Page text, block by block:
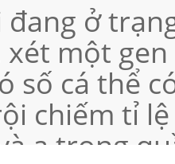
ở
một gen
số cá thể
chiếm tỉ lệ
a trong